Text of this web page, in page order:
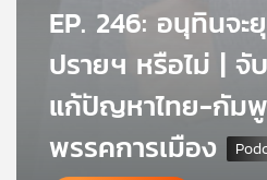
แผนที่
EP. 246: อนุทินจ
ปรายฯ หรือไม่ | จั
แก้ปัญหาไทย-กัมพู
พรรคการเมือง